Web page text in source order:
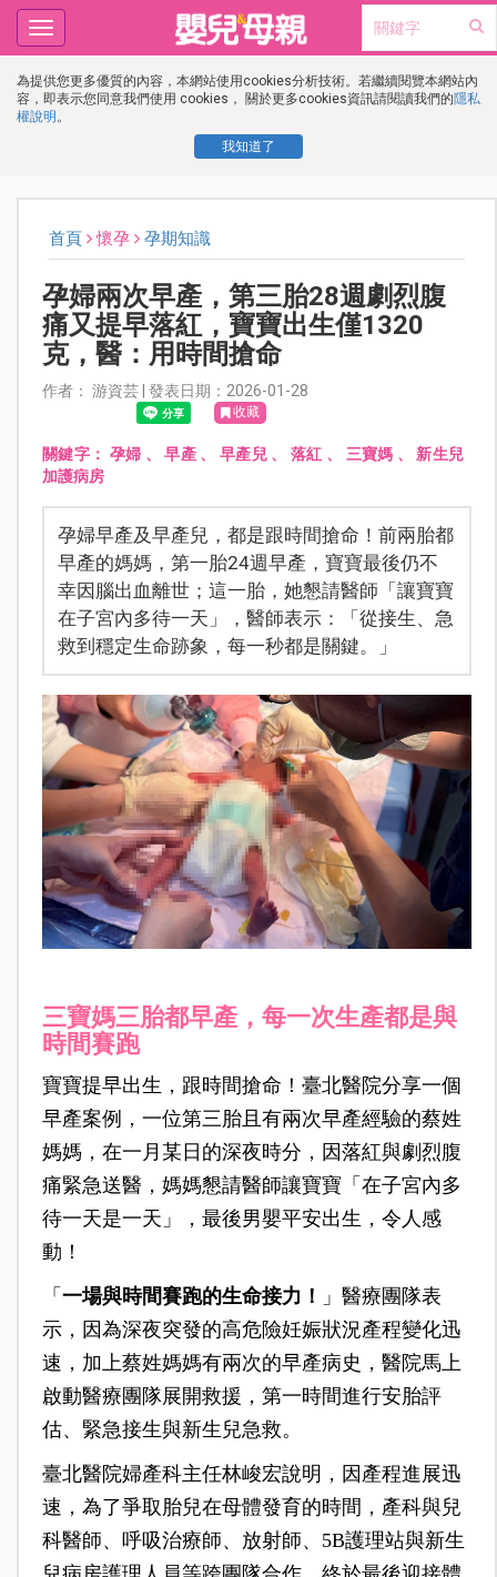
為提供您更多優質的內容，本網站使用cookies分析技術。若繼續閱覽本網站內
容，即表示您同意我們使用 cookies， 關於更多cookies資訊請閱讀我們的隱私
權說明 。
我知道了
Toggle
navigation
首頁 懷孕 孕期知識
孕婦兩次早產，第三胎28週劇烈腹
痛又提早落紅，寶寶出生僅1320
克，醫：用時間搶命
作者： 游資芸 | 發表日期：2026-01-28
收藏
關鍵字： 孕婦 、早產、 早產兒、 落紅 、 三寶媽 、 新生兒
加護病房
孕婦早產及早產兒，都是跟時間搶命！前兩胎都
早產的媽媽，第一胎24週早產，寶寶最後仍不
幸因腦出血離世；這一胎，她懇請醫師「讓寶寶
在子宮內多待一天」，醫師表示：「從接生、急
救到穩定生命跡象，每一秒都是關鍵。」
三寶媽三胎都早產，每一次生產都是與
時間賽跑
寶寶提早出生，跟時間搶命！臺北醫院分享一個
早產案例，一位第三胎且有兩次早產經驗的蔡姓
媽媽，在一月某日的深夜時分，因落紅與劇烈腹
痛緊急送醫，媽媽懇請醫師讓寶寶「在子宮內多
待一天是一天」，最後男嬰平安出生，令人感
動！
「 一場與時間賽跑的生命接力！
」醫療團隊表
示，因為深夜突發的高危險妊娠狀況產程變化迅
速，加上蔡姓媽媽有兩次的早產病史，醫院馬上
啟動醫療團隊展開救援，第一時間進行安胎評
估、緊急接生與新生兒急救。
臺北醫院婦產科主任林峻宏說明，因產程進展迅
速，為了爭取胎兒在母體發育的時間，產科與兒
科醫師、呼吸治療師、放射師、5B護理站與新生